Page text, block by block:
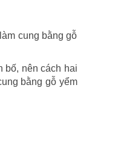
cung bằng gỗ
bố, nên cách hai
bằng gỗ yểm